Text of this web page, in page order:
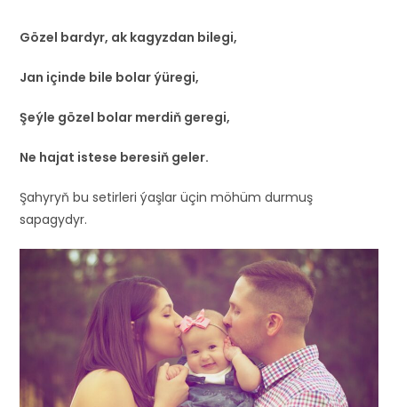
Gözel bardyr, ak kagyzdan bilegi,
Jan içinde bile bolar ýüregi,
Şeýle gözel bolar merdiň geregi,
Ne hajat istese beresiň geler.
Şahyryň bu setirleri ýaşlar üçin möhüm durmuş
sapagydyr.